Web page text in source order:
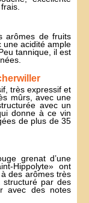
arômes de fruits
une acidité ample
tannique, il est
très expressif et
mûrs, avec une
avec un
donne à ce vin
de plus de 35
grenat d’une
Hippolyte» ont
des arômes très
structuré par des
avec des notes